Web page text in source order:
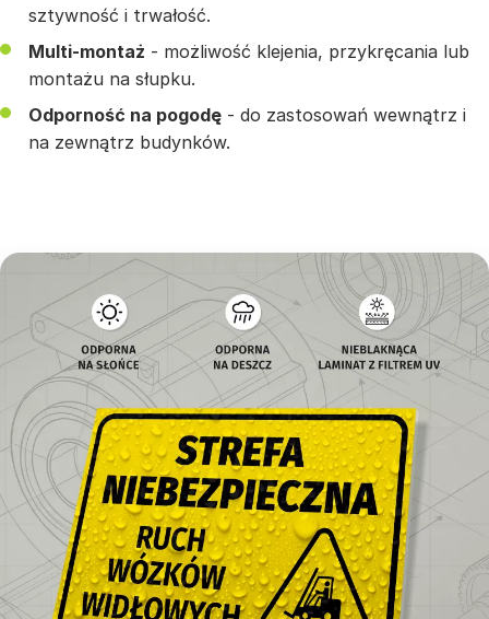
sztywność i trwałość.
Multi-montaż - możliwość klejenia, przykręcania lub
montażu na słupku.
Odporność na pogodę - do zastosowań wewnątrz i
na zewnątrz budynków.